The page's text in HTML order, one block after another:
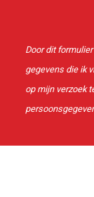
Door dit
gegevens die ik
op mijn verzoek